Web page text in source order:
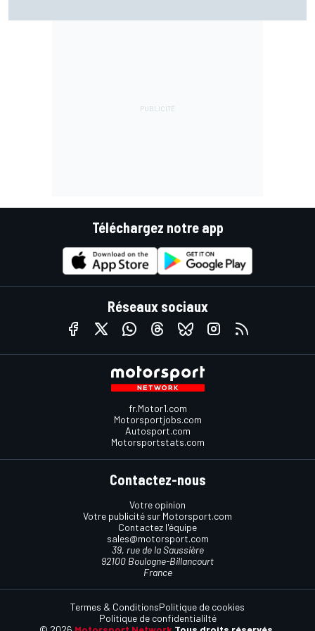
Téléchargez notre app
Réseaux sociaux
fr.Motor1.com
Motorsportjobs.com
Autosport.com
Motorsportstats.com
Contactez-nous
Votre opinion
Votre publicité sur Motorsport.com
Contactez l'équipe
sales@motorsport.com
39, rue de la Saussière
92100 Boulogne-Billancourt
France
Termes & ConditionsPolitique de cookies
Politique de confidentialilté